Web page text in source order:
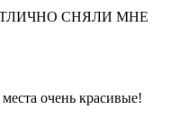
СНЯЛИ МНЕ
очень красивые!